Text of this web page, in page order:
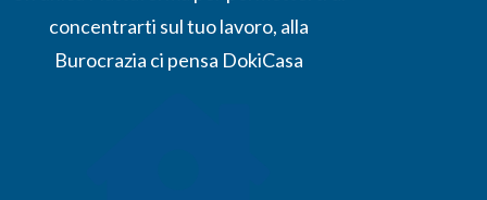
concentrarti sul tuo lavoro, alla
Burocrazia ci pensa DokiCasa